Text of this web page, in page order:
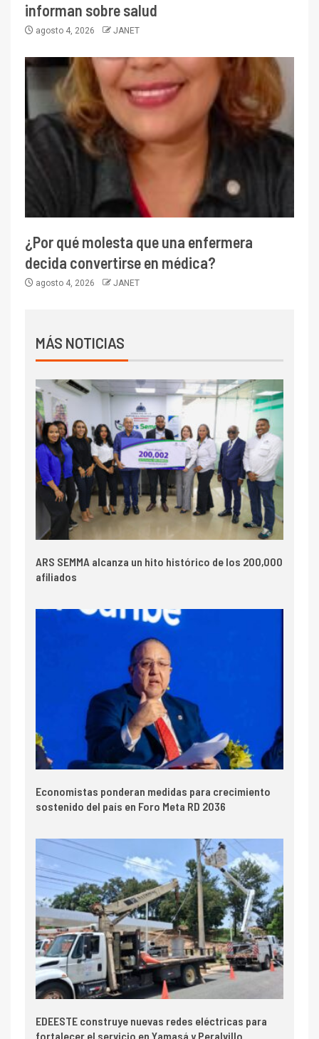
informan sobre salud
agosto 4, 2026 JANET
¿Por qué molesta que una enfermera
decida convertirse en médica?
agosto 4, 2026 JANET
MÁS NOTICIAS
ARS SEMMA alcanza un hito histórico de los 200,000
afiliados
Economistas ponderan medidas para crecimiento
sostenido del país en Foro Meta RD 2036
EDEESTE construye nuevas redes eléctricas para
fortalecer el servicio en Yamasá y Peralvillo